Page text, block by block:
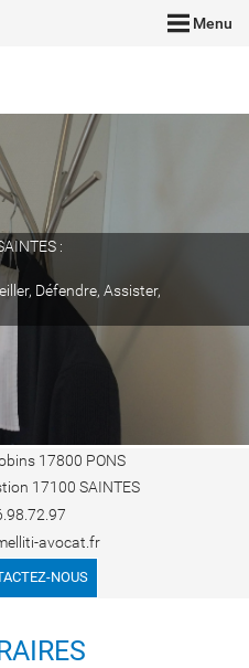
Menu
:
Assister,
17800 PONS
17100 SAINTES
avocat.fr
NOUS